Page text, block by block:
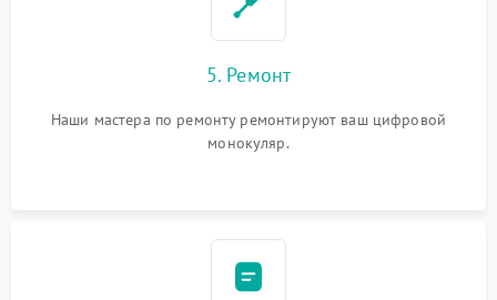
5. Ремонт
Наши мастера по ремонту ремонтируют ваш цифровой
монокуляр.